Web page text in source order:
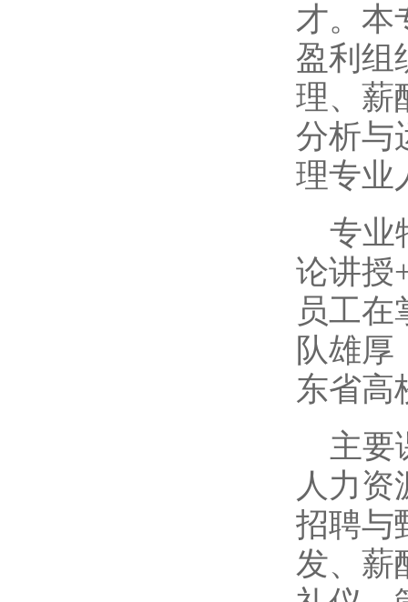
才。本
盈利组
理、薪
分析与
理专业
专业
论讲授
员工
队雄厚
东省高
主要
人力资
招聘与
发、薪